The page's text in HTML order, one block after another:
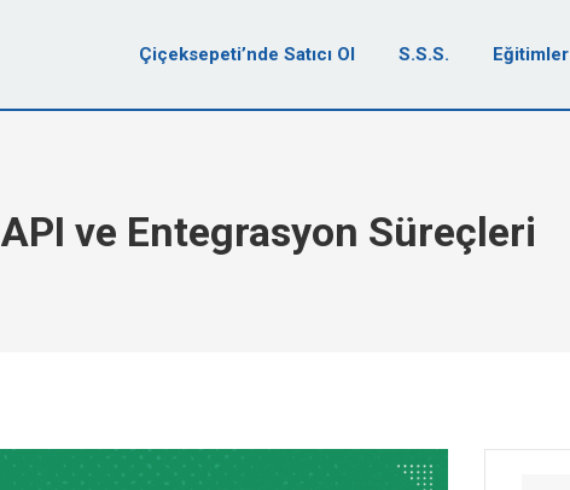
Çiçeksepeti’nde Satıcı Ol S.S.S. Eğitimler
API ve Entegrasyon Süreçleri